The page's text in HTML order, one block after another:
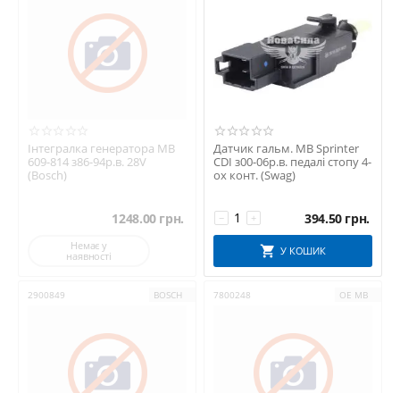
Інтегралка генератора MB
609-814 з86-94р.в. 28V
(Bosch)
1248.00 грн.
Немає у
наявності
Датчик гальм. MB Sprinter
CDI з00-06р.в. педалі стопу 4-
ох конт. (Swag)
+
− 394.50 грн.
У КОШИК
2900849 BOSCH 7800248 OE MB